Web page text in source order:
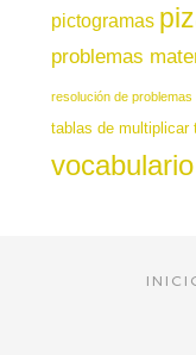
pictogramas
problemas
resolución de problemas
tablas de multiplicar
vocabulario